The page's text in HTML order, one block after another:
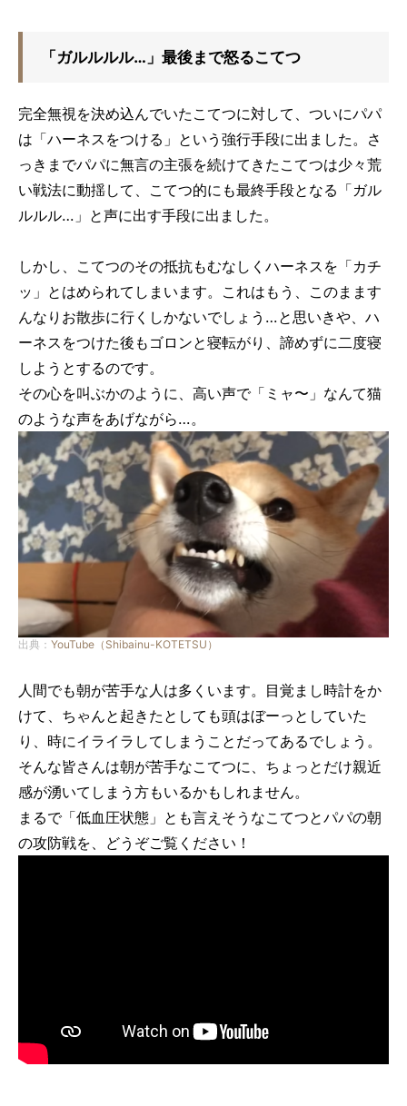
「ガルルルル…」最後まで怒るこてつ
完全無視を決め込んでいたこてつに対して、ついにパパ
は「ハーネスをつける」という強行手段に出ました。さ
っきまでパパに無言の主張を続けてきたこてつは少々荒
い戦法に動揺して、こてつ的にも最終手段となる「ガル
ルルル…」と声に出す手段に出ました。
しかし、こてつのその抵抗もむなしくハーネスを「カチ
ッ」とはめられてしまいます。これはもう、このまます
んなりお散歩に行くしかないでしょう…と思いきや、ハ
ーネスをつけた後もゴロンと寝転がり、諦めずに二度寝
しようとするのです。
その心を叫ぶかのように、高い声で「ミャ〜」なんて猫
のような声をあげながら…。
出典： YouTube（Shibainu-KOTETSU）
人間でも朝が苦手な人は多くいます。目覚まし時計をか
けて、ちゃんと起きたとしても頭はぼーっとしていた
り、時にイライラしてしまうことだってあるでしょう。
そんな皆さんは朝が苦手なこてつに、ちょっとだけ親近
感が湧いてしまう方もいるかもしれません。
まるで「低血圧状態」とも言えそうなこてつとパパの朝
の攻防戦を、どうぞご覧ください！